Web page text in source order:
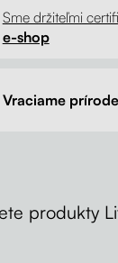
Sme držiteľmi
e-shop
Vraciame prírode
produkty